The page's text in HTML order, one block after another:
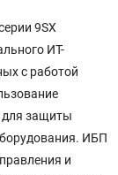
9SX
ИТ-
с работой
для защиты
ИБП
и